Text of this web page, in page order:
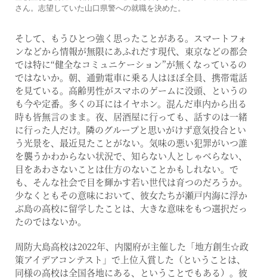
さん。志望していた山口県警への就職を決めた。
そして、もうひとつ強く思ったことがある。スマートフォ
ンなどから情報が無限にあふれだす現代、東京などの都会
では特に“健全なコミュニケーション”が無くなっているの
ではないか。朝、通勤電車に乗る人はほぼ全員、携帯電話
を見ている。高齢男性がスマホのゲームに没頭、というの
も今や定番。多くの耳にはイヤホン。混んだ車内から出る
時も皆無言のまま。夜、居酒屋に行っても、話すのは一緒
に行った人だけ。隣のグループと思いがけず意気投合とい
う光景を、最近見たことがない。気味の悪い犯罪がいつ誰
を襲うかわからない状況で、知らない人としゃべらない、
目をあわさないことは仕方のないことかもしれない。で
も、そんな社会で目を輝かす若い世代は育つのだろうか。
少なくともその意味において、彼女たちが瀬戸内海に浮か
ぶ島の高校に留学したことは、大きな意味をもつ選択だっ
たのではないか。
周防大島高校は2022年、内閣府が主催した「地方創生☆政
策アイデアコンテスト」で上位入賞した（ということは、
同様の高校は全国各地にある、ということでもある）。彼